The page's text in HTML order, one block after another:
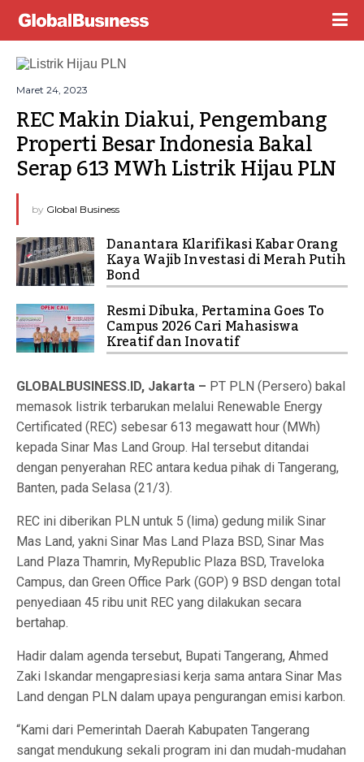
Maret 24, 2023
REC Makin Diakui, Pengembang
Properti Besar Indonesia Bakal
Serap 613 MWh Listrik Hijau PLN
by Global Business
Danantara Klarifikasi Kabar Orang
Kaya Wajib Investasi di Merah Putih
Bond
Resmi Dibuka, Pertamina Goes To
Campus 2026 Cari Mahasiswa
Kreatif dan Inovatif
GLOBALBUSINESS.ID, Jakarta – PT PLN (Persero) bakal
memasok listrik terbarukan melalui Renewable Energy
Certificated (REC) sebesar 613 megawatt hour (MWh)
kepada Sinar Mas Land Group. Hal tersebut ditandai
dengan penyerahan REC antara kedua pihak di Tangerang,
Banten, pada Selasa (21/3).
REC ini diberikan PLN untuk 5 (lima) gedung milik Sinar
Mas Land, yakni Sinar Mas Land Plaza BSD, Sinar Mas
Land Plaza Thamrin, MyRepublic Plaza BSD, Traveloka
Campus, dan Green Office Park (GOP) 9 BSD dengan total
penyediaan 45 ribu unit REC yang dilakukan secara
bertahap.
Hadir dalam agenda tersebut, Bupati Tangerang, Ahmed
Zaki Iskandar mengapresiasi kerja sama antara Sinar Mas
Land dengan PLN dalam upaya pengurangan emisi karbon.
“Kami dari Pemerintah Daerah Kabupaten Tangerang
sangat mendukung sekali program ini dan mudah-mudahan